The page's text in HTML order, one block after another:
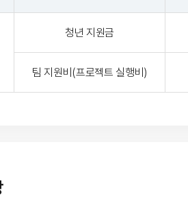
청년 지원금
팀 지원비(프로젝트 실행비)